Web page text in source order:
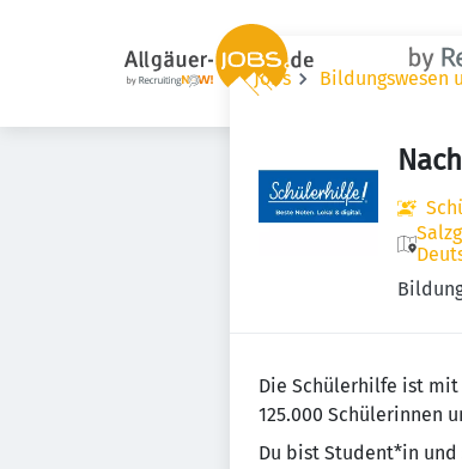
Jobs Bildungswesen
Die Schülerhilfe ist
125.000 Schülerinnen
Du bist Student*in